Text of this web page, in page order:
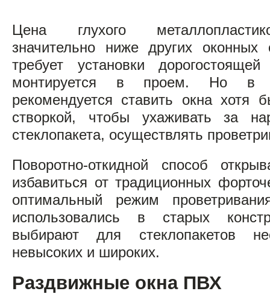
Цена глухого
значительно ниже других оконных
требует установки
монтируется в проем. Но в
рекомендуется ставить окна хотя
створкой, чтобы ухаживать за
стеклопакета, осуществлять
Поворотно-откидной способ
избавиться от традиционных
оптимальный режим
использовались в старых
выбирают для стеклопакетов
невысоких и широких.
Раздвижные окна ПВХ